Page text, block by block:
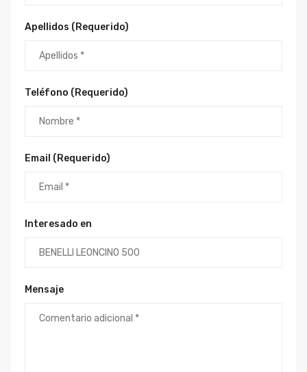
Apellidos (Requerido)
Teléfono (Requerido)
Email (Requerido)
Interesado en
Mensaje